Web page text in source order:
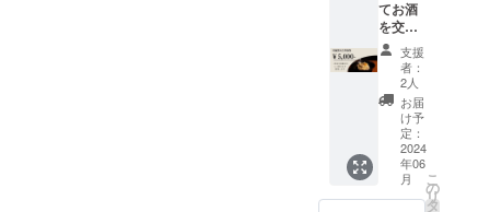
様」欄
に掲載
されま
す。 ・
ご希望
の画
像、リ
ンクが
なけれ
ば「画
像な
す。
す。 商
品開封
前には
必ずお
届けの
リター
ンに貼
付され
たラベ
ルや注
意書き
をご確
おりま
す！ ・
実施概
要：90
分~120
分程度
・日程
調整：
2024年
6月15日
（土）
19時〜
てお酒
を交え
ながら
プロ
ジェク
トメン
バーと
お話し
をした
い方は
こち
ら。ぜ
支援
者：
2人
お届
け予
定：
2024
年06
月
こ
の
リ
タ